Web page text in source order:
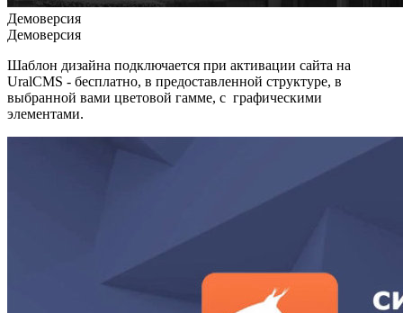
Демоверсия
Демоверсия
Шаблон дизайна подключается при активации сайта на
UralCMS - бесплатно, в предоставленной структуре, в
выбранной вами цветовой гамме, с графическими
элементами.